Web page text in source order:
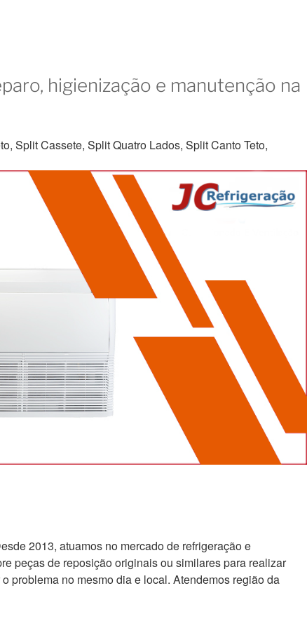
higienização e manutenção na
Split Cassete, Split Quatro Lados, Split Canto Teto,
2013, atuamos no mercado de refrigeração e
peças de reposição originais ou similares para realizar
problema no mesmo dia e local. Atendemos região da